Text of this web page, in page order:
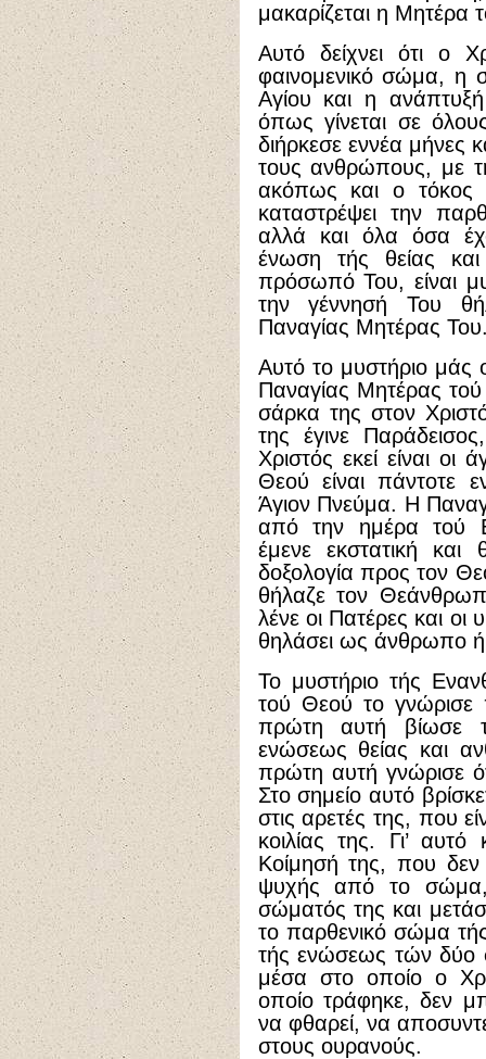
μακαρίζεται η Μητέρα
Αυτό δείχνει ότι ο
φαινομενικό σώμα, η
Αγίου και η
όπως γίνεται σε
διήρκεσε εννέα μήνες
τους ανθρώπους, με
ακόπως και ο τόκος
καταστρέψει την
αλλά και όλα όσα
ένωση τής θείας
πρόσωπό Του, είναι
την γέννησή Του
Παναγίας Μητέρας
Αυτό το μυστήριο μάς
Παναγίας Μητέρας
σάρκα της στον
της έγινε
Χριστός εκεί είναι οι
Θεού είναι πάντοτε
Άγιον Πνεύμα. Η
από την ημέρα τού
έμενε εκστατική
δοξολογία προς τον
θήλαζε τον
λένε οι Πατέρες και
θηλάσει ως άνθρωπο
Το μυστήριο τής
τού Θεού το γνώρισε
πρώτη αυτή βίωσε
ενώσεως θείας και
πρώτη αυτή γνώρισε
Στο σημείο αυτό
στις αρετές της, που
κοιλίας της. Γι’
Κοίμησή της, που δεν
ψυχής από το σώμα,
σώματός της και
το παρθενικό σώμα
τής ενώσεως τών δύο
μέσα στο οποίο ο
οποίο τράφηκε, δεν
να φθαρεί, να
στους ουρανούς.